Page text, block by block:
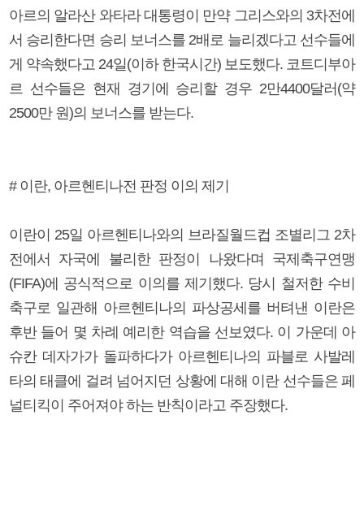
아르의 알라산 와타라 대통령이 만약 그리스와의 3차전에
서 승리한다면 승리 보너스를 2배로 늘리겠다고 선수들에
게 약속했다고 24일(이하 한국시간) 보도했다. 코트디부아
르 선수들은 현재 경기에 승리할 경우 2만4400달러(약
2500만 원)의 보너스를 받는다.
# 이란, 아르헨티나전 판정 이의 제기
이란이 25일 아르헨티나와의 브라질월드컵 조별리그 2차
전에서 자국에 불리한 판정이 나왔다며 국제축구연맹
(FIFA)에 공식적으로 이의를 제기했다. 당시 철저한 수비
축구로 일관해 아르헨티나의 파상공세를 버텨낸 이란은
후반 들어 몇 차례 예리한 역습을 선보였다. 이 가운데 아
슈칸 데자가가 돌파하다가 아르헨티나의 파블로 사발레
타의 태클에 걸려 넘어지던 상황에 대해 이란 선수들은 페
널티킥이 주어져야 하는 반칙이라고 주장했다.